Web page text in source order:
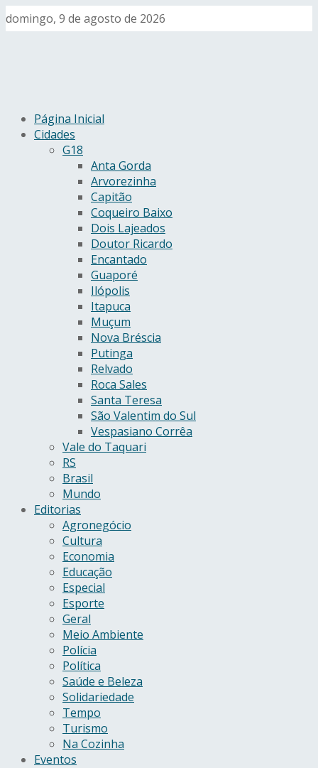
domingo, 9 de agosto de 2026
Página Inicial
Cidades
G18
Anta Gorda
Arvorezinha
Capitão
Coqueiro Baixo
Dois Lajeados
Doutor Ricardo
Encantado
Guaporé
Ilópolis
Itapuca
Muçum
Nova Bréscia
Putinga
Relvado
Roca Sales
Santa Teresa
São Valentim do Sul
Vespasiano Corrêa
Vale do Taquari
RS
Brasil
Mundo
Editorias
Agronegócio
Cultura
Economia
Educação
Especial
Esporte
Geral
Meio Ambiente
Polícia
Política
Saúde e Beleza
Solidariedade
Tempo
Turismo
Na Cozinha
Eventos